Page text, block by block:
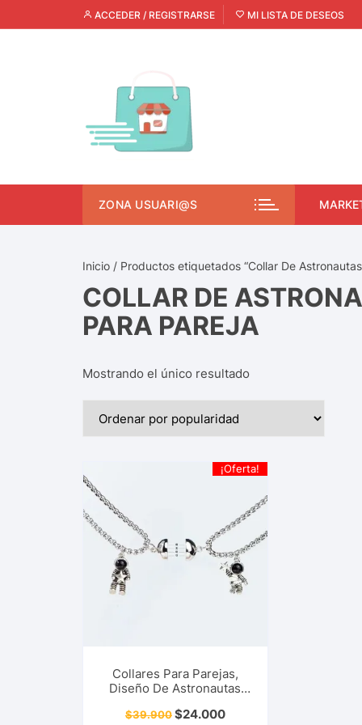
ACCEDER / REGISTRARSE MI LISTA DE DESEOS
ZONA USUARI@S
Inicio / Productos etiquetados “Collar De
COLLAR DE
PARA PAREJA
Mostrando el único resultado
¡Oferta!
Collares Para Parejas,
Diseño De Astronautas
Magnético Para Compartir
$39.900$24.000